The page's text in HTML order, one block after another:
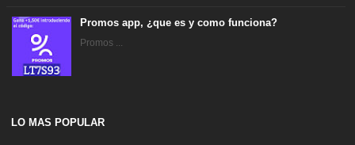
Promos app, ¿que es y como funciona?
Promos ...
LO MAS POPULAR